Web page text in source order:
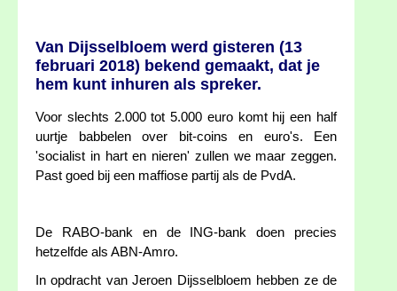
Van Dijsselbloem werd gisteren (13
februari 2018) bekend gemaakt, dat je
hem kunt inhuren als spreker.
Voor slechts 2.000 tot 5.000 euro komt hij een half
uurtje babbelen over bit-coins en euro's. Een
'socialist in hart en nieren' zullen we maar zeggen.
Past goed bij een maffiose partij als de PvdA.
De RABO-bank en de ING-bank doen precies
hetzelfde als ABN-Amro.
In opdracht van Jeroen Dijsselbloem hebben ze de